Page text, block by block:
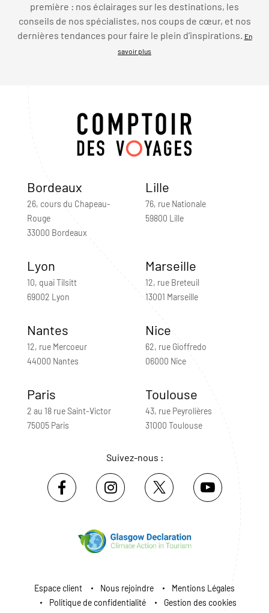
première : nos éclairages sur les destinations, les
conseils de nos spécialistes, nos coups de cœur, et nos
dernières tendances pour faire le plein d’inspirations.
En
savoir plus
Bordeaux
26, cours du Chapeau-
Rouge
33000 Bordeaux
Lille
76, rue Nationale
59800 Lille
Lyon
10, quai Tilsitt
69002 Lyon
Marseille
12, rue Breteuil
13001 Marseille
Nantes
12, rue Mercoeur
44000 Nantes
Nice
62, rue Gioffredo
06000 Nice
Paris
2 au 18 rue Saint-Victor
75005 Paris
Toulouse
43, rue Peyrolières
31000 Toulouse
Suivez-nous :
Espace client Nous rejoindre
Mentions Légales
Politique de confidentialité
Gestion des cookies